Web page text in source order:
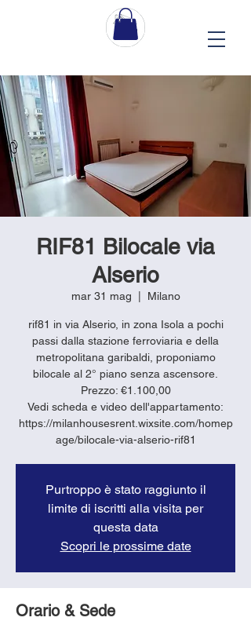
RIF81 Bilocale via
Alserio
mar 31 mag Milano
rif81 in via Alserio, in zona Isola a pochi
passi dalla stazione ferroviaria e della
metropolitana garibaldi, proponiamo
bilocale al 2° piano senza ascensore.
Prezzo: €1.100,00
Vedi scheda e video dell'appartamento:
https://milanhousesrent.wixsite.com/homep
age/bilocale-via-alserio-rif81
Purtroppo è stato raggiunto il
limite di iscritti alla visita per
questa data
Scopri le prossime date
Orario & Sede